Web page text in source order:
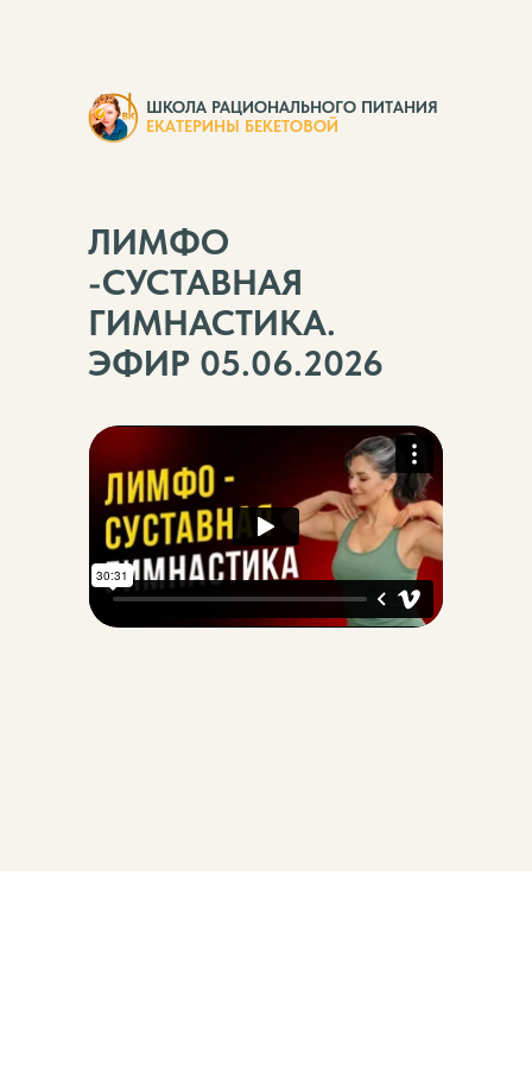
ЛИМФО
-СУСТАВНАЯ
ГИМНАСТИКА.
ЭФИР 05.06.2026
ШКОЛА РАЦИОНАЛЬНОГО ПИТАНИЯ
ЕКАТЕРИНЫ БЕКЕТОВОЙ